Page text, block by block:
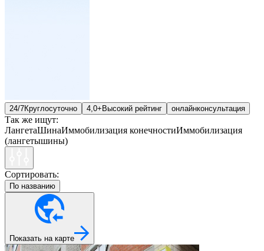
24/7Круглосуточно 4,0+ Высокий рейтинг онлайнконсультация
Так же ищут:
ЛангетаШинаИммобилизация конечностиИммобилизация
(лангетышины)
Сортировать:
По названию
Показать на карте